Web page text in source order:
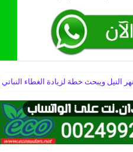
النيل ويبحث خطة لزيادة الغطاء النباتي